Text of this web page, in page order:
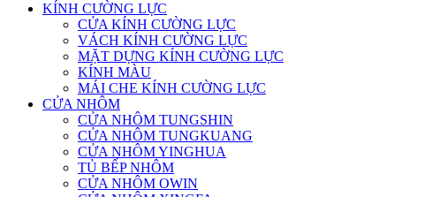
KÍNH CƯỜNG LỰC
CỬA KÍNH CƯỜNG LỰC
VÁCH KÍNH CƯỜNG LỰC
MẶT DỰNG KÍNH CƯỜNG LỰC
KÍNH MÀU
MÁI CHE KÍNH CƯỜNG LỰC
CỬA NHÔM
CỬA NHÔM TUNGSHIN
CỬA NHÔM TUNGKUANG
CỬA NHÔM YINGHUA
TỦ BẾP NHÔM
CỬA NHÔM OWIN